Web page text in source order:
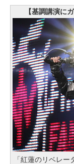
【基調講演に
「紅蓮のリベレ